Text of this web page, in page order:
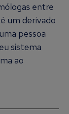
entre
um derivado
pessoa
sistema
ao